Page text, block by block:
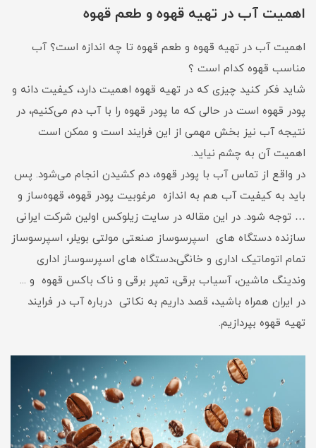
اهمیت آب در تهیه قهوه و طعم قهوه
اهمیت آب در تهیه قهوه و طعم قهوه تا چه اندازه است؟ آب
مناسب قهوه کدام است ؟
شاید فکر کنید چیزی که در تهیه قهوه اهمیت دارد، کیفیت دانه و
پودر قهوه است در حالی که ما پودر قهوه را با آب دم می‌کنیم، در
نتیجه آب نیز بخش مهمی از این فرایند است و ممکن است
اهمیت آن به چشم نیاید.
در واقع از تماس آب با پودر قهوه، دم کشیدن انجام می‌شود. پس
باید به کیفیت آب هم به اندازه مرغوبیت پودر قهوه، قهوه‌ساز و
… توجه شود. در این مقاله در سایت زیلوکس اولین شرکت ایرانی
سازنده دستگاه های اسپرسوساز صنعتی مولتی بویلر، اسپرسوساز
تمام اتوماتیک اداری و خانگی،دستگاه های اسپرسوساز اداری
وندینگ ماشین، آسیاب برقی، تمپر برقی و ناک باکس قهوه و ...
در ایران همراه باشید، قصد داریم به نکاتی درباره آب در فرایند
تهیه قهوه بپردازیم.